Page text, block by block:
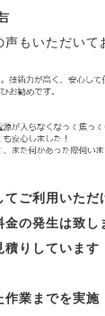
もいただいて
ご利用いただ
の発生は致し
りしています
業までを実施